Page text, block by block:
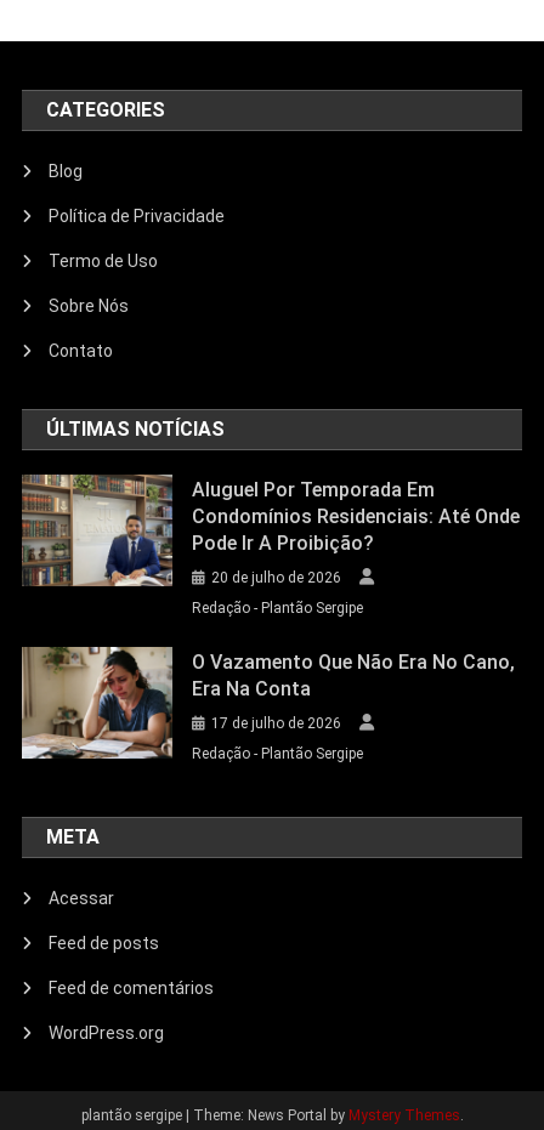
CATEGORIES
Blog
Política de Privacidade
Termo de Uso
Sobre Nós
Contato
ÚLTIMAS NOTÍCIAS
Aluguel Por Temporada Em
Condomínios Residenciais: Até Onde
Pode Ir A Proibição?
20 de julho de 2026
Redação - Plantão Sergipe
O Vazamento Que Não Era No Cano,
Era Na Conta
17 de julho de 2026
Redação - Plantão Sergipe
META
Acessar
Feed de posts
Feed de comentários
WordPress.org
plantão sergipe | Theme: News Portal by Mystery Themes